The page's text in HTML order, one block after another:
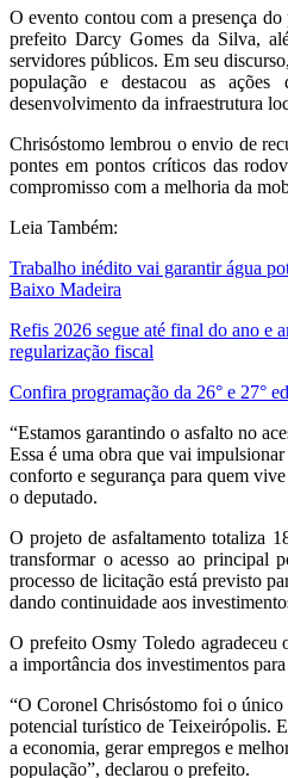
O evento contou com a presença
prefeito Darcy Gomes da Silva,
servidores públicos. Em seu
população e destacou as ações
desenvolvimento da infraestrutura
Chrisóstomo lembrou o envio de
pontes em pontos críticos das
compromisso com a melhoria da
Leia Também:
Trabalho inédito vai garantir água
Baixo Madeira
Refis 2026 segue até final do ano e
regularização fiscal
Confira programação da 26° e 27°
“Estamos garantindo o asfalto no
Essa é uma obra que vai
conforto e segurança para quem
o deputado.
O projeto de asfaltamento totaliza
transformar o acesso ao principal
processo de licitação está previsto
dando continuidade aos
O prefeito Osmy Toledo agradeceu
a importância dos investimentos
“O Coronel Chrisóstomo foi o único
potencial turístico de Teixeirópolis.
a economia, gerar empregos e
população”, declarou o prefeito.